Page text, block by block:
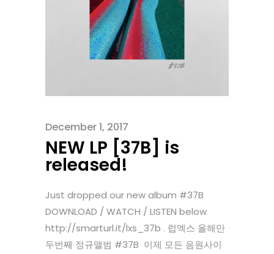
December 1, 2017
NEW LP [37B] is
released!
Just dropped our new album #37B
DOWNLOAD / WATCH / LISTEN below
http://smarturl.it/lxs_37b . 럽엑스 올해만
두번째 정규앨범 #37B 이제 모든 음원사이